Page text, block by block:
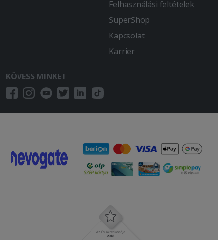
Felhasználási feltételek
SuperShop
Kapcsolat
Karrier
KÖVESS MINKET